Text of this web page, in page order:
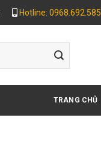
Hotline: 0968.692.585
TRANG CHỦ